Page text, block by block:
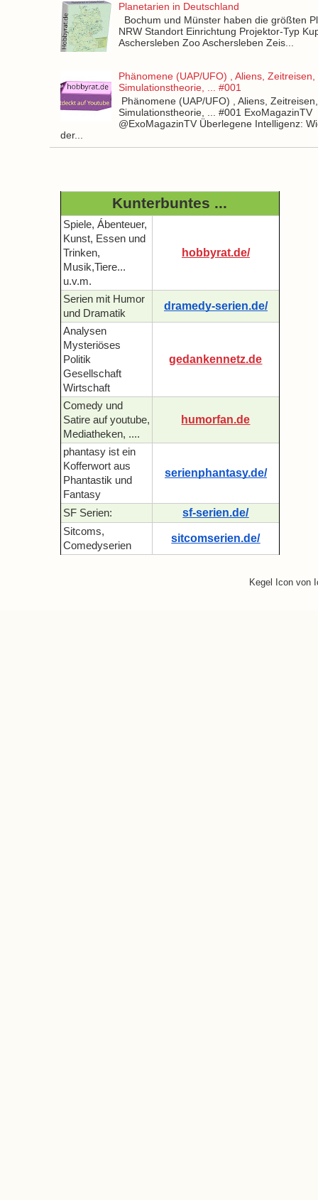
Planetarien in Deutschland
Bochum und Münster haben die größten
NRW Standort Einrichtung Projektor-Typ
Aschersleben Zoo Aschersleben Zeis...
Phänomene (UAP/UFO) , Aliens, Zeitreisen,
Simulationstheorie, ... #001
Phänomene (UAP/UFO) , Aliens, Zeitreisen,
Simulationstheorie, ... #001 ExoMagazinTV
@ExoMagazinTV Überlegene Intelligenz:
der...
Kunterbuntes ...
Spiele, Ábenteuer,
Kunst, Essen und
Trinken,
Musik,Tiere...
u.v.m.
hobbyrat.de/
Serien mit Humor
und Dramatik
dramedy-serien.de/
Analysen
Mysteriöses
Politik
Gesellschaft
Wirtschaft
gedankennetz.de
Comedy und
Satire auf youtube,
Mediatheken, ....
humorfan.de
phantasy ist ein
Kofferwort aus
Phantastik und
Fantasy
serienphantasy.de/
SF Serien: sf-serien.de/
Sitcoms,
Comedyserien
sitcomserien.de/
Kegel Icon von